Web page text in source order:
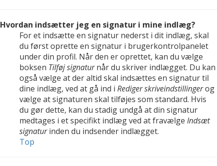
Hvordan indsætter jeg en signatur i mine indlæg?
For et indsætte en signatur nederst i dit indlæg, skal
du først oprette en signatur i brugerkontrolpanelet
under din profil. Når den er oprettet, kan du vælge
boksen Tilføj signaturnår du skriver indlægget. Du kan
også vælge at der altid skal indsættes en signatur til
dine indlæg, ved at gå ind i Rediger skriveindstillingerog
vælge at signaturen skal tilføjes som standard. Hvis
du gør dette, kan du stadig undgå at din signatur
medtages i et specifikt indlæg ved at fravælge Indsæt
signaturinden du indsender indlægget.
Top